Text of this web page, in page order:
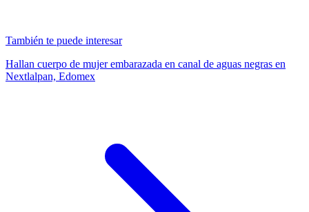
También te puede interesar
Hallan cuerpo de mujer embarazada en canal de aguas negras en
Nextlalpan, Edomex